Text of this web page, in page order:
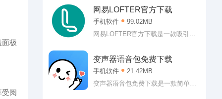
极
阅
音乐下载免费2025最新版本作为当下
最强大的播放平台，可以说用户可以
在这里听到任何自己想听的歌曲。
嗯，怎么说的也会有翻唱版本或者是
是基本得到满足了!
网易LOFTER官方下载
手机软件
99.02MB
网易LOFTER官方下载是一款吸引了
是说，网易LOFTER官方下载软件中
各位可以轻松找到各种各样的兴趣社
区，二次元、影视、旅行等各个领域
的都可以找到，许多志同道合的小伙
变声器语音包免费下载
手机软件
21.42MB
变声器语音包免费下载是一款简单有